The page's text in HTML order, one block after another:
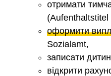
отримати
(Aufenthaltstitel
оформити
Sozialamt,
записати
відкрити